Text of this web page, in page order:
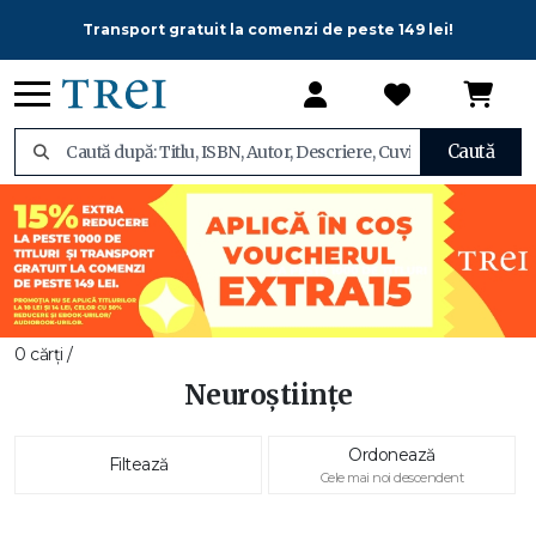
Transport gratuit la comenzi de peste 149 lei!
Caută
0 cărți /
Neuroștiințe
Filtează Ordonează
Cele mai noi descendent